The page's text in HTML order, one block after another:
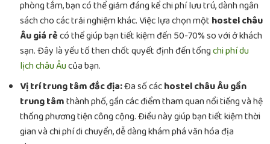
phòng tắm, bạn có thể giảm đáng kể chi phí lưu trú, dành ngân
sách cho các trải nghiệm khác. Việc lựa chọn một hostel châu
Âu giá rẻcó thể giúp bạn tiết kiệm đến 50-70% so với ở khách
sạn. Đây là yếu tố then chốt quyết định đến tổngchi phí du
lịch châu Âucủa bạn.
Vị trí trung tâm đắc địa:Đa số cáchostel châu Âu gần
trung tâmthành phố, gần các điểm tham quan nổi tiếng và hệ
thống phương tiện công cộng. Điều này giúp bạn tiết kiệm thời
gian và chi phí di chuyển, dễ dàng khám phá văn hóa địa